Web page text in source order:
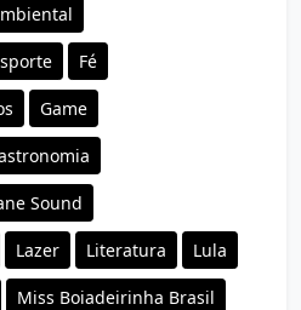
Fé
Game
Sound
Lazer Literatura Lula
Miss Boiadeirinha Brasil